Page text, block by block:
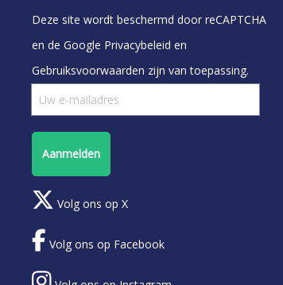
Deze site wordt beschermd door reCAPTCHA
en de Google Privacybeleid en
Gebruiksvoorwaarden zijn van toepassing.
Aanmelden
Volg ons op X
Volg ons op Facebook